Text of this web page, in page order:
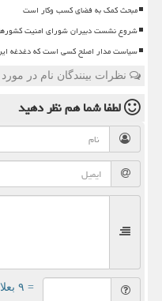
مبحث کمک به فضای کسب وکار است
شروع نشست دبیران شورای امنیت
سیاست مدار اصلح کسی است که دغدغه
نظرات بینندگان نام در
لطفا شما همنظر دهید
= ۹ بعلاوه ۱